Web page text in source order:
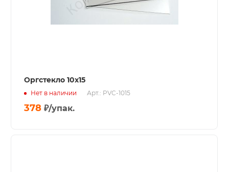
Оргстекло 10х15
Нет в наличии Арт.: PVC-1015
378 ₽/упак.